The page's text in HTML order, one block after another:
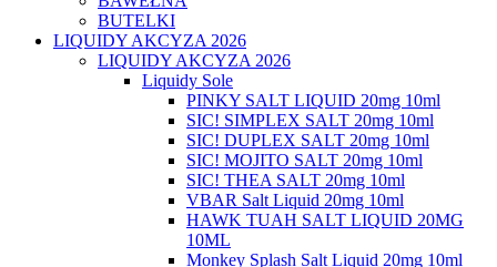
BUTELKI
LIQUIDY AKCYZA 2026
LIQUIDY AKCYZA 2026
Liquidy Sole
PINKY SALT LIQUID 20mg 10ml
SIC! SIMPLEX SALT 20mg 10ml
SIC! DUPLEX SALT 20mg 10ml
SIC! MOJITO SALT 20mg 10ml
SIC! THEA SALT 20mg 10ml
VBAR Salt Liquid 20mg 10ml
HAWK TUAH SALT LIQUID 20MG
10ML
Monkey Splash Salt Liquid 20mg 10ml